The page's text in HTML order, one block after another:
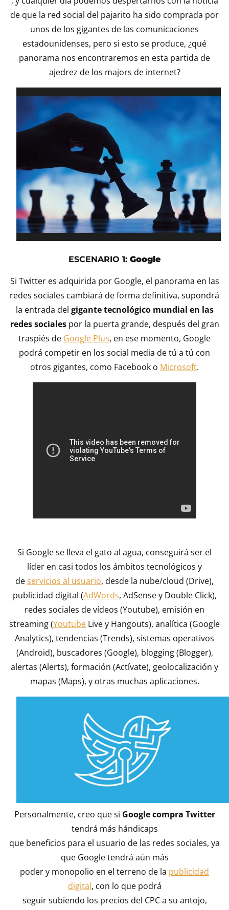
de que la red social del pajarito ha sido comprada por
unos de los gigantes de las comunicaciones
estadounidenses, pero si esto se produce, ¿qué
panorama nos encontraremos en esta partida de
ajedrez de los majors de internet?
ESCENARIO 1: Google
Si Twitter es adquirida por Google, el panorama en las
redes sociales cambiará de forma definitiva, supondrá
la entrada del gigante tecnológico mundial en las
redes socialespor la puerta grande, después del gran
traspiés de Google Plus, en ese momento, Google
podrá competir en los social media de tú a tú con
otros gigantes, como Facebook o Microsoft.
Si Google se lleva el gato al agua, conseguirá ser el
líder en casi todos los ámbitos tecnológicos y
deservicios al usuario, desde la nube/cloud (Drive),
publicidad digital (AdWords, AdSense y Double Click),
redes sociales de vídeos (Youtube), emisión en
streaming (Youtube Live y Hangouts), analítica (Google
Analytics), tendencias (Trends), sistemas operativos
(Android), buscadores (Google), blogging (Blogger),
alertas (Alerts), formación (Actívate), geolocalización y
mapas (Maps), y otras muchas aplicaciones.
Personalmente, creo que si Google compra Twitter
tendrá más hándicaps
que beneficios para el usuario de las redes sociales, ya
que Google tendrá aún más
poder y monopolio en el terreno de la publicidad
digital, con lo que podrá
seguir subiendo los precios del CPC a su antojo,